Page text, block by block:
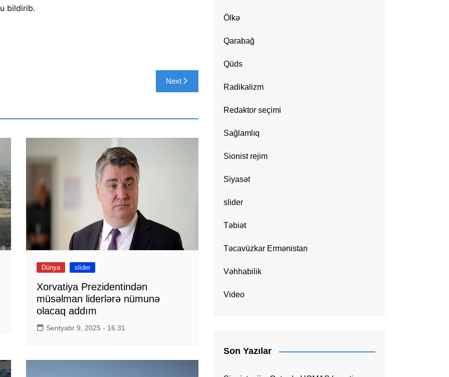
bildirib.
Next
Dünya slider
Xorvatiya Prezidentindən
müsəlman liderlərə nümunə
olacaq addım
Sentyabr 9, 2025 - 16:31
Ölkə
Qarabağ
Qüds
Radikalizm
Redaktor seçimi
Sağlamlıq
Sionist rejim
Siyasət
slider
Təbiət
Təcavüzkar Ermənistan
Vəhhabilik
Video
Son Yazılar